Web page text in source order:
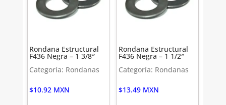
Rondana Estructural
F436 Negra – 1 3/8″
Categoría: Rondanas
$10.92 MXN
Rondana Estructural
F436 Negra – 1 1/2″
Categoría: Rondanas
$13.49 MXN